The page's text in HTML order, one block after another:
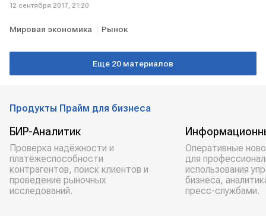
12 сентября 2017, 21:20
Мировая экономика Рынок
Еще 20 материалов
Продукты Прайм для бизнеса
БИР-Аналитик
Проверка надёжности и
платёжеспособности
контрагентов, поиск клиентов и
проведение рыночных
исследований.
Оперативные
для
использования
бизнеса,
пресс-службами.